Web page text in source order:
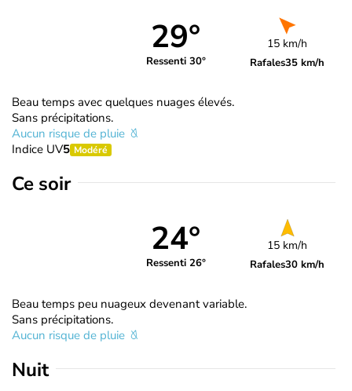
29°
Ressenti 30°
15 km/h
Rafales35 km/h
Beau temps avec quelques nuages élevés.
Sans précipitations.
Aucun risque de pluie
Indice UV5 Modéré
Ce soir
24°
Ressenti 26°
15 km/h
Rafales30 km/h
Beau temps peu nuageux devenant variable.
Sans précipitations.
Aucun risque de pluie
Nuit